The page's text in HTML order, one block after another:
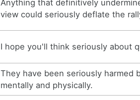
Anything that definitively
view could seriously deflate the
I hope you'll think seriously about
They have been seriously harmed
mentally and physically.